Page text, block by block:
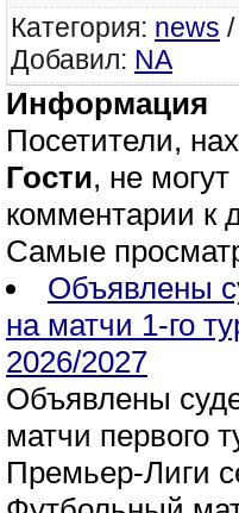
Категория: news
Добавил: NA
Информация
Посетители,
Гости, не
комментарии к
Самые
Объявлены
на матчи 1-го
2026/2027
Объявлены
матчи первого
Премьер-Лиги